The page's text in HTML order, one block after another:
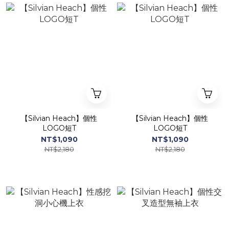
【Silvian Heach】個性
LOGO短T
NT$1,090
NT$2,180
【Silvian Heach】個性
LOGO短T
NT$1,090
NT$2,180